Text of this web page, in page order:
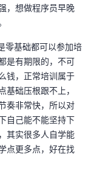
，想做程序员早晚
零基础都可以参加培
是有期限的，不可
钱，正常培训属于
础压根跟不上，
奏非常快，所以对
自己能不能坚持下
其实很多人自学能
点更多点，好在找